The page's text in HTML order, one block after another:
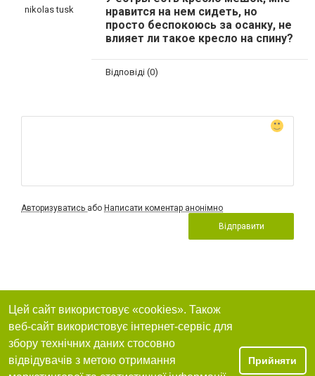
nikolas tusk
нравится на нем сидеть, но
просто беспокоюсь за осанку, не
влияет ли такое кресло на спину?
Відповіді (0)
Авторизуватись або Написати коментар анонімно
Відправити
Цей сайт використовує «cookies». Також
веб-сайт використовує інтернет-сервіс для
збору технічних даних стосовно
відвідувачів з метою отримання
Прийняти